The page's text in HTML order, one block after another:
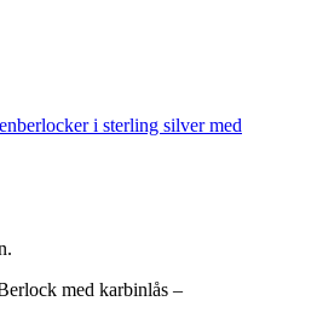
i sterling silver med
med karbinlås –